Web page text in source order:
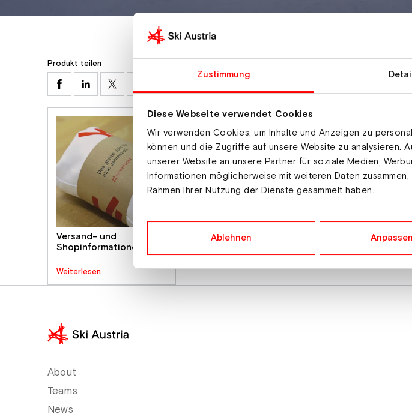
Zustimmung
Diese Webseite verwendet Cookies
Wir verwenden Cookies, um Inhalte und Anzeigen zu
können und die Zugriffe auf unsere Website zu analysieren.
unserer Website an unsere Partner für soziale Medien,
Informationen möglicherweise mit weiteren Daten
Rahmen Ihrer Nutzung der Dienste gesammelt haben.
Ablehnen Anpassen
Produkt teilen
Versand- und
Shopinformationen
Weiterlesen
About
Teams
News